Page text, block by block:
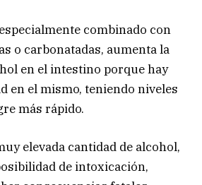
combinado con
o carbonatadas, aumenta la
en el intestino porque hay
en el mismo, teniendo niveles
más rápido.
elevada cantidad de alcohol,
de intoxicación,